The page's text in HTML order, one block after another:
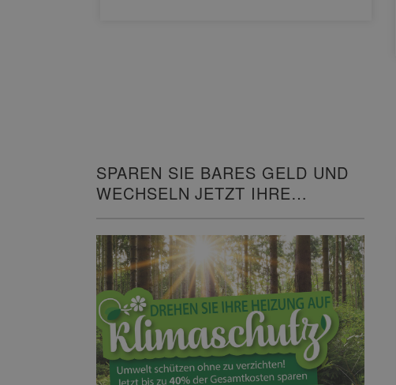
SPAREN SIE BARES GELD UND
WECHSELN JETZT IHRE